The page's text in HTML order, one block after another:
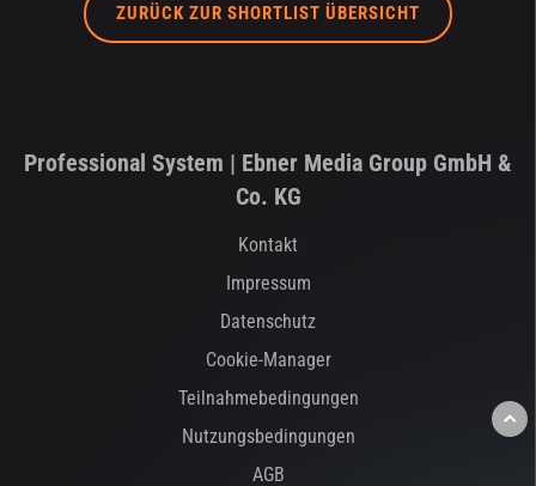
ZURÜCK ZUR SHORTLIST ÜBERSICHT
Professional System | Ebner Media Group GmbH &
Co. KG
Kontakt
Impressum
Datenschutz
Cookie-Manager
Teilnahmebedingungen
Nutzungsbedingungen
AGB